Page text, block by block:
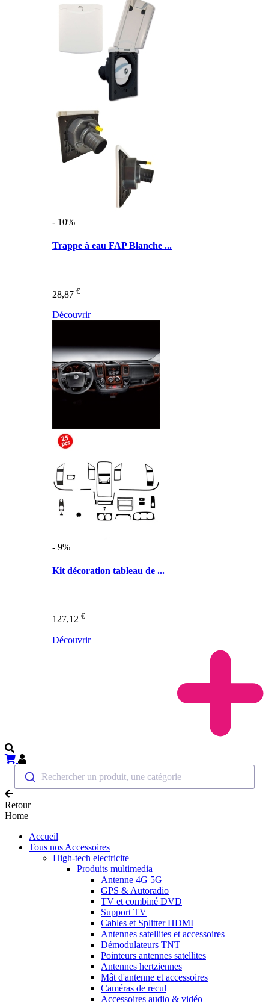
- 10%
Trappe à eau FAP Blanche ...
28,87 €
Découvrir
- 9%
Kit décoration tableau de ...
127,12 €
Découvrir
Rechercher un produit, une catégorie
Retour
Home
Accueil
Tous nos Accessoires
High-tech electricite
Produits multimedia
Antenne 4G 5G
GPS & Autoradio
TV et combiné DVD
Support TV
Cables et Splitter HDMI
Antennes satellites et accessoires
Démodulateurs TNT
Pointeurs antennes satellites
Antennes hertziennes
Mât d'antenne et accessoires
Caméras de recul
Accessoires audio & vidéo